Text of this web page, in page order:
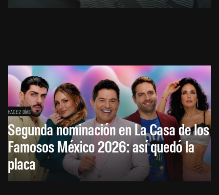
HACE 2 DÍAS
Segunda nominación en La Casa de los
Famosos México 2026: así quedó la
placa